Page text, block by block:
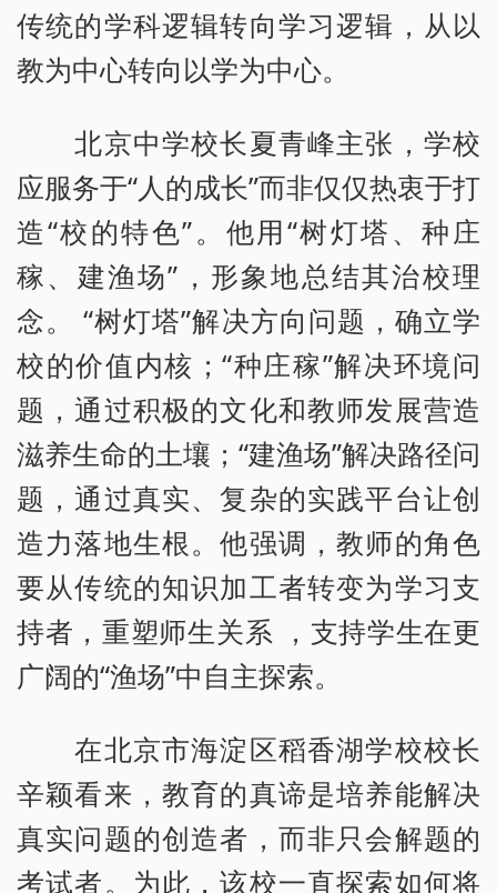
传统的学科逻辑转向学习逻辑，从以
教为中心转向以学为中心。
北京中学校长夏青峰主张，学校
应服务于“人的成长”而非仅仅热衷于打
造“校的特色”。他用“树灯塔、种庄
稼、建渔场”，形象地总结其治校理
念。 “树灯塔”解决方向问题，确立学
校的价值内核；“种庄稼”解决环境问
题，通过积极的文化和教师发展营造
滋养生命的土壤；“建渔场”解决路径问
题，通过真实、复杂的实践平台让创
造力落地生根。他强调，教师的角色
要从传统的知识加工者转变为学习支
持者，重塑师生关系 ，支持学生在更
广阔的“渔场”中自主探索。
在北京市海淀区稻香湖学校校长
辛颖看来，教育的真谛是培养能解决
真实问题的创造者，而非只会解题的
考试者。为此，该校一直探索如何将